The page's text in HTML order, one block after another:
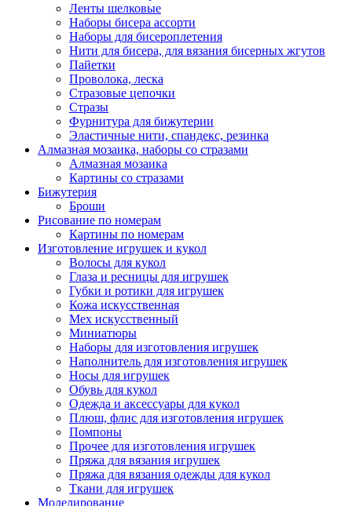
Ленты шелковые
Наборы бисера ассорти
Наборы для бисероплетения
Нити для бисера, для вязания бисерных жгутов
Пайетки
Проволока, леска
Стразовые цепочки
Стразы
Фурнитура для бижутерии
Эластичные нити, спандекс, резинка
Алмазная мозаика, наборы со стразами
Алмазная мозаика
Картины co стразами
Бижутерия
Броши
Рисование по номерам
Картины по номерам
Изготовление игрушек и кукол
Волосы для кукол
Глаза и ресницы для игрушек
Губки и ротики для игрушек
Кожа искусственная
Мех искусственный
Миниатюры
Наборы для изготовления игрушек
Наполнитель для изготовления игрушек
Носы для игрушек
Обувь для кукол
Одежда и аксессуары для кукол
Плюш, флис для изготовления игрушек
Помпоны
Прочее для изготовления игрушек
Пряжа для вязания игрушек
Пряжа для вязания одежды для кукол
Ткани для игрушек
Моделирование